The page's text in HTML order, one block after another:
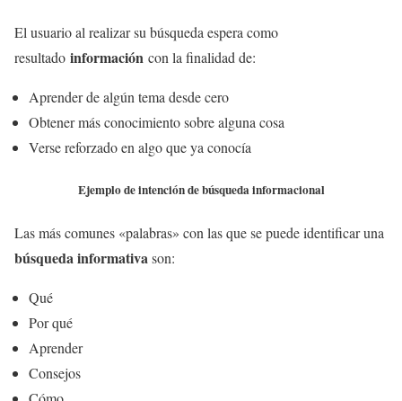
El usuario al realizar su búsqueda espera como
resultado información con la finalidad de:
Aprender de algún tema desde cero
Obtener más conocimiento sobre alguna cosa
Verse reforzado en algo que ya conocía
Ejemplo de intención de búsqueda informacional
Las más comunes «palabras» con las que se puede identificar una
búsqueda informativason:
Qué
Por qué
Aprender
Consejos